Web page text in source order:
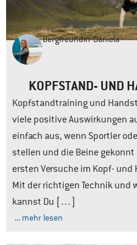
Bergfreundin Daniela
KOPFSTAND- UND
Kopfstandtraining und
viele positive Auswirkungen
einfach aus, wenn Sportler
stellen und die Beine
ersten Versuche im Kopf-
Mit der richtigen Technik
kannst Du […]
... mehr lesen